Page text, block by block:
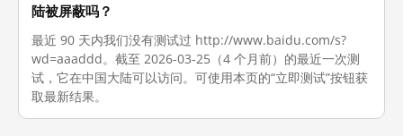
陆被屏蔽吗？
最近 90 天内我们没有测试过 http://www.baidu.com/s?
wd=aaaddd。截至 2026-03-25（4 个月前）的最近一次测
试，它在中国大陆可以访问。可使用本页的“立即测试”按钮获
取最新结果。